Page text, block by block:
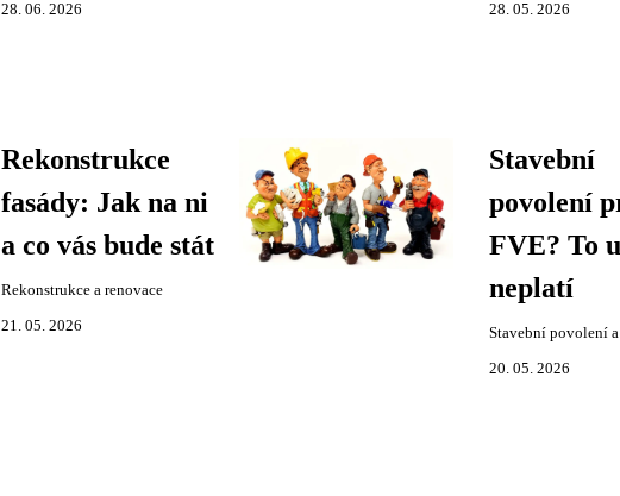
28. 06. 2026 28. 05. 2026
Rekonstrukce
fasády: Jak na ni
a co vás bude stát
Rekonstrukce a renovace
21. 05. 2026
Stavební
povolení
FVE? To
neplatí
Stavební povolení
20. 05. 2026